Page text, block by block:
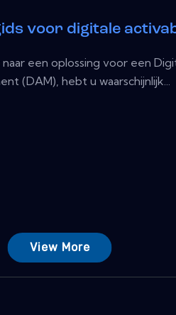
voor digitale
een oplossing voor een
(DAM), hebt u waarschijnlijk...
View More